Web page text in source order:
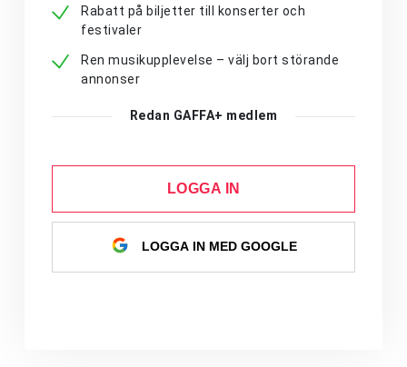
Rabatt på biljetter till konserter och
festivaler
Ren musikupplevelse – välj bort störande
annonser
Redan GAFFA+ medlem
LOGGA IN
LOGGA IN MED GOOGLE